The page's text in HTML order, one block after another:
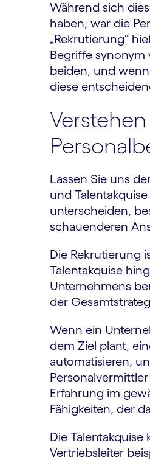
Während sich
haben, war die
„Rekrutierung“
Begriffe
beiden, und
diese
Lassen Sie uns
und
unterscheiden,
schauen­deren
Die Rekrutierung
Talentakquise
Unternehmens
der
Wenn ein
dem Ziel plant,
automatisieren,
Erfahrung im
Fähigkeiten, der
Die
Vertriebsleiter